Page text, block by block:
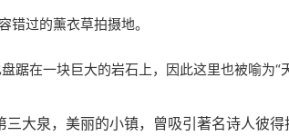
错过的薰衣草拍摄地。
在一块巨大的岩石上，因此这里也被喻为“
大泉，美丽的小镇，曾吸引著名诗人彼